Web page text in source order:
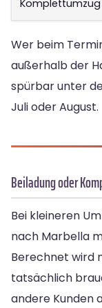
Komplettumzug
Wer beim
außerhalb der
spürbar unter
Juli oder August.
Beiladung oder
Bei kleineren
nach Marbella
Berechnet wird
tatsächlich
andere Kunden